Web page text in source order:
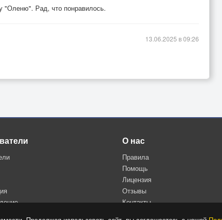
"Оленю". Рад, что понравилось.
13.06.2025 в 09:26
О нас
Правила
Помощь
Лицензия
Отзывы
Контакты